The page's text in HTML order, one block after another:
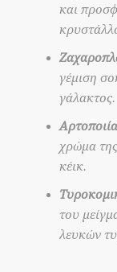
και
γέμιση
γάλακτος.
χρώμα
κέικ.
του
λευκών